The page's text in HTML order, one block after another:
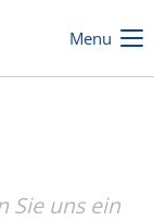
Menu
Sie uns ein